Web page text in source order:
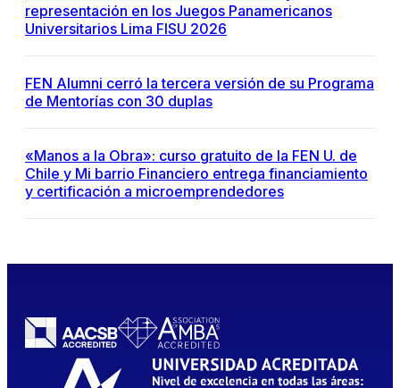
representación en los Juegos Panamericanos
Universitarios Lima FISU 2026
FEN Alumni cerró la tercera versión de su Programa
de Mentorías con 30 duplas
«Manos a la Obra»: curso gratuito de la FEN U. de
Chile y Mi barrio Financiero entrega financiamiento
y certificación a microemprendedores